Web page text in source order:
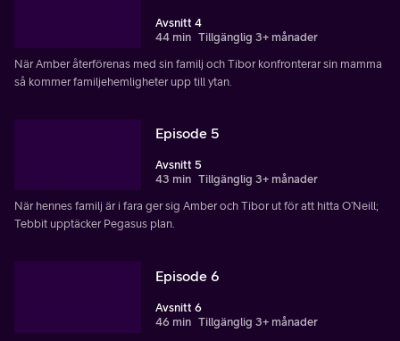
Avsnitt 4
44 min Tillgänglig 3+ månader
När Amber återförenas med sin familj och Tibor konfronterar sin mamma
så kommer familjehemligheter upp till ytan.
Episode 5
Avsnitt 5
43 min Tillgänglig 3+ månader
När hennes familj är i fara ger sig Amber och Tibor ut för att hitta O’Neill;
Tebbit upptäcker Pegasus plan.
Episode 6
Avsnitt 6
46 min Tillgänglig 3+ månader